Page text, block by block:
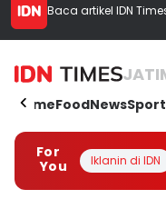
Baca artikel IDN
HomeFoodNewsSport
For
You
Iklanin di IDN